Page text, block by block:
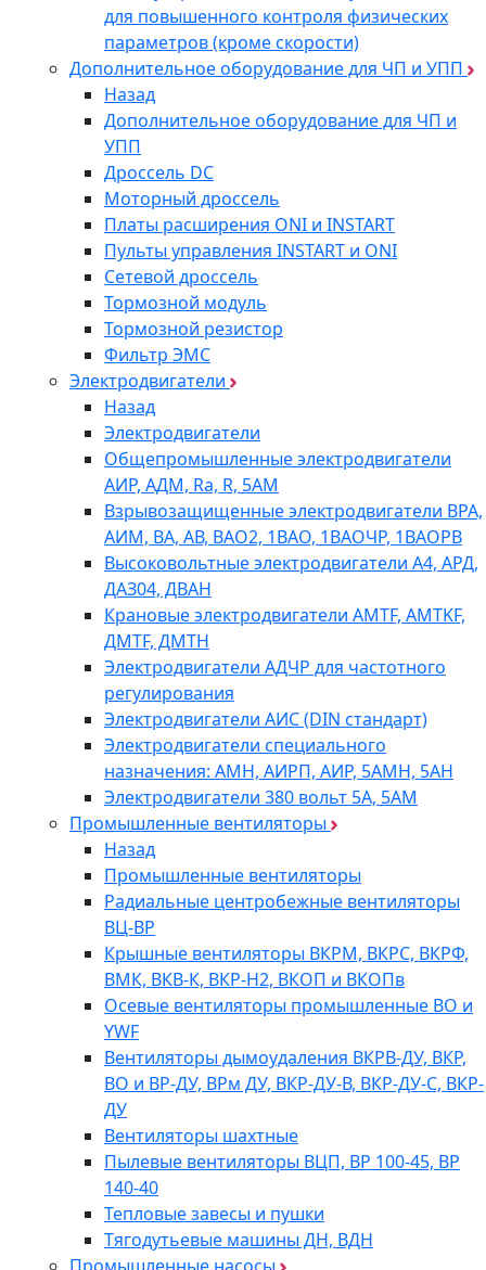
для повышенного контроля физических
параметров (кроме скорости)
Дополнительное оборудование для ЧП и УПП
Назад
Дополнительное оборудование для ЧП и
УПП
Дроссель DC
Моторный дроссель
Платы расширения ONI и INSTART
Пульты управления INSTART и ONI
Сетевой дроссель
Тормозной модуль
Тормозной резистор
Фильтр ЭМС
Электродвигатели
Назад
Электродвигатели
Общепромышленные электродвигатели
АИР, АДМ, Ra, R, 5AM
Взрывозащищенные электродвигатели ВРА,
АИМ, ВА, АВ, ВАO2, 1ВАО, 1ВАОЧР, 1ВАОРВ
Высоковольтные электродвигатели A4, АРД,
ДАЗ04, ДВАН
Крановые электродвигатели AMTF, AMTKF,
ДMTF, ДМТН
Электродвигатели АДЧР для частотного
регулирования
Электродвигатели АИС (DIN стандарт)
Электродвигатели специального
назначения: АМН, АИРП, АИР, 5АМН, 5АН
Электродвигатели 380 вольт 5А, 5АМ
Промышленные вентиляторы
Назад
Промышленные вентиляторы
Радиальные центробежные вентиляторы
ВЦ-ВР
Крышные вентиляторы ВКРМ, ВКРС, ВКРФ,
ВМК, ВКВ-К, ВКР-Н2, ВКОП и ВКОПв
Осевые вентиляторы промышленные ВО и
YWF
Вентиляторы дымоудаления ВКРВ-ДУ, ВКР,
ВО и ВР-ДУ, ВРм ДУ, ВКР-ДУ-В, ВКР-ДУ-С, ВКР-
ДУ
Вентиляторы шахтные
Пылевые вентиляторы ВЦП, ВР 100-45, ВР
140-40
Тепловые завесы и пушки
Тягодутьевые машины ДН, ВДН